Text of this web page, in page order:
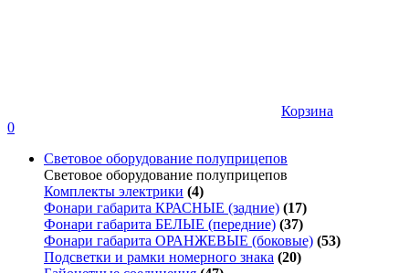
Корзина
0
Световое оборудование полуприцепов
Световое оборудование полуприцепов
Комплекты электрики (4)
Фонари габарита КРАСНЫЕ (задние) (17)
Фонари габарита БЕЛЫЕ (передние) (37)
Фонари габарита ОРАНЖЕВЫЕ (боковые) (53)
Подсветки и рамки номерного знака (20)